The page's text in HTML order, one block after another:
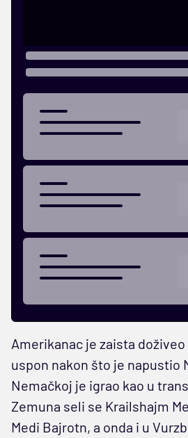
Amerikanac je zaista
uspon nakon što je napustio
Nemačkoj je igrao kao u
Zemuna seli se Krailshajm
Medi Bajrotn, a onda i u